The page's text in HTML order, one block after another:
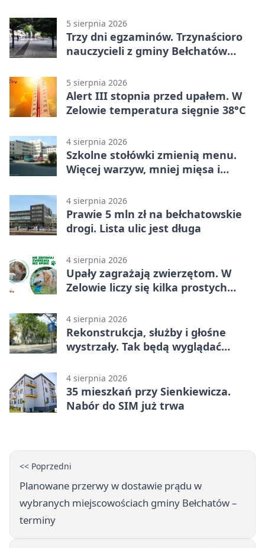
5 sierpnia 2026
Trzy dni egzaminów. Trzynaścioro
nauczycieli z gminy Bełchatów
5 sierpnia 2026
Alert III stopnia przed upałem. W
Zelowie temperatura sięgnie 38°C
4 sierpnia 2026
Szkolne stołówki zmienią menu.
Więcej warzyw, mniej mięsa i
4 sierpnia 2026
Prawie 5 mln zł na bełchatowskie
drogi. Lista ulic jest długa
4 sierpnia 2026
Upały zagrażają zwierzętom. W
Zelowie liczy się kilka prostych
4 sierpnia 2026
Rekonstrukcja, służby i głośne
wystrzały. Tak będą wyglądać
4 sierpnia 2026
35 mieszkań przy Sienkiewicza.
Nabór do SIM już trwa
<< Poprzedni
Planowane przerwy w dostawie prądu w
wybranych miejscowościach gminy Bełchatów –
terminy